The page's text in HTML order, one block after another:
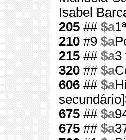
Isabel
205 ## $a
210 #9 $a
215 ## $a3
320 ## $a
606 ## $a
secundário]
675 ## $a
675 ## $a